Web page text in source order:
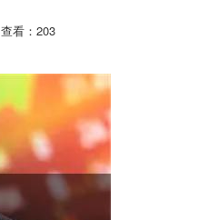
查看：203